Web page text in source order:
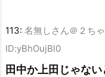
113: 名無しさん＠２ち
ID:yBhOujBl0
田中か上田じゃな